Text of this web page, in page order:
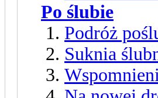
Po ślubie
Podróż
Suknia